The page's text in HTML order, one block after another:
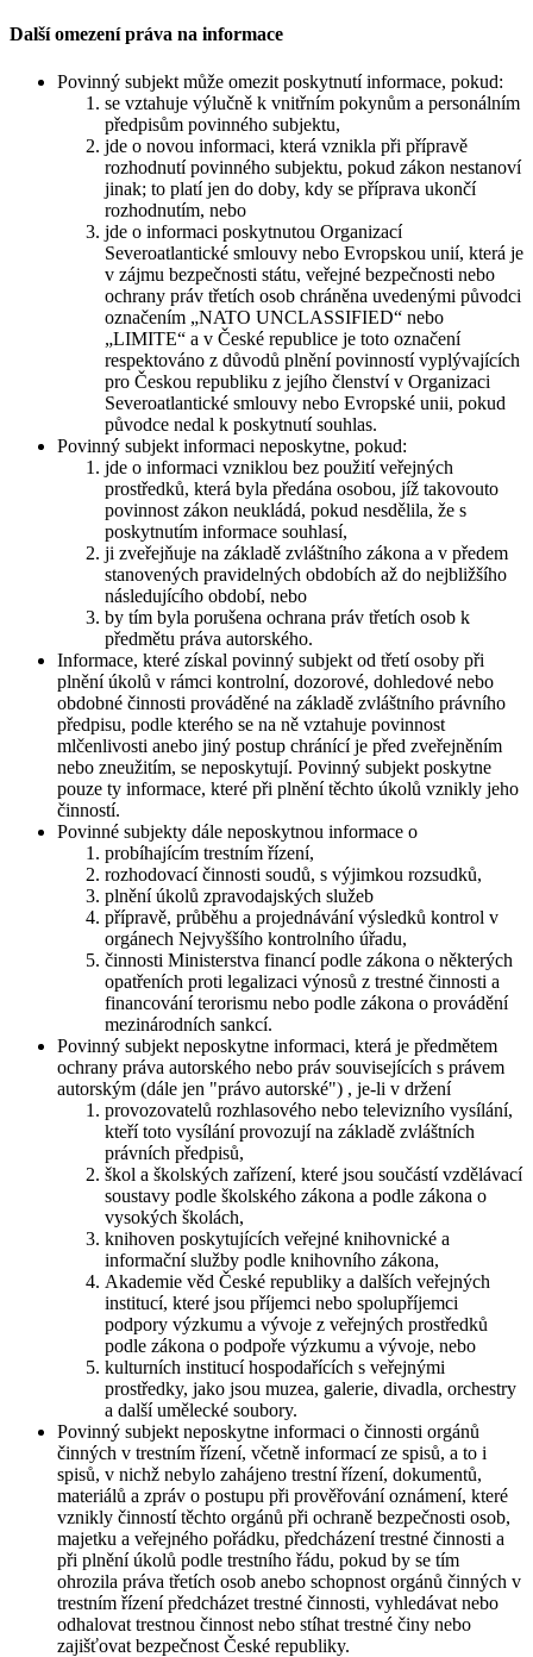
Další omezení práva na informace
Povinný subjekt může omezit poskytnutí informace, pokud:
se vztahuje výlučně k vnitřním pokynům a personálním
předpisům povinného subjektu,
jde o novou informaci, která vznikla při přípravě
rozhodnutí povinného subjektu, pokud zákon nestanoví
jinak; to platí jen do doby, kdy se příprava ukončí
rozhodnutím, nebo
jde o informaci poskytnutou Organizací
Severoatlantické smlouvy nebo Evropskou unií, která je
v zájmu bezpečnosti státu, veřejné bezpečnosti nebo
ochrany práv třetích osob chráněna uvedenými původci
označením „NATO UNCLASSIFIED“ nebo
„LIMITE“ a v České republice je toto označení
respektováno z důvodů plnění povinností vyplývajících
pro Českou republiku z jejího členství v Organizaci
Severoatlantické smlouvy nebo Evropské unii, pokud
původce nedal k poskytnutí souhlas.
Povinný subjekt informaci neposkytne, pokud:
jde o informaci vzniklou bez použití veřejných
prostředků, která byla předána osobou, jíž takovouto
povinnost zákon neukládá, pokud nesdělila, že s
poskytnutím informace souhlasí,
ji zveřejňuje na základě zvláštního zákona a v předem
stanovených pravidelných obdobích až do nejbližšího
následujícího období, nebo
by tím byla porušena ochrana práv třetích osob k
předmětu práva autorského.
Informace, které získal povinný subjekt od třetí osoby při
plnění úkolů v rámci kontrolní, dozorové, dohledové nebo
obdobné činnosti prováděné na základě zvláštního právního
předpisu, podle kterého se na ně vztahuje povinnost
mlčenlivosti anebo jiný postup chránící je před zveřejněním
nebo zneužitím, se neposkytují. Povinný subjekt poskytne
pouze ty informace, které při plnění těchto úkolů vznikly jeho
činností.
Povinné subjekty dále neposkytnou informace o
probíhajícím trestním řízení,
rozhodovací činnosti soudů, s výjimkou rozsudků,
plnění úkolů zpravodajských služeb
přípravě, průběhu a projednávání výsledků kontrol v
orgánech Nejvyššího kontrolního úřadu,
činnosti Ministerstva financí podle zákona o některých
opatřeních proti legalizaci výnosů z trestné činnosti a
financování terorismu nebo podle zákona o provádění
mezinárodních sankcí.
Povinný subjekt neposkytne informaci, která je předmětem
ochrany práva autorského nebo práv souvisejících s právem
autorským (dále jen "právo autorské") , je-li v držení
provozovatelů rozhlasového nebo televizního vysílání,
kteří toto vysílání provozují na základě zvláštních
právních předpisů,
škol a školských zařízení, které jsou součástí vzdělávací
soustavy podle školského zákona a podle zákona o
vysokých školách,
knihoven poskytujících veřejné knihovnické a
informační služby podle knihovního zákona,
Akademie věd České republiky a dalších veřejných
institucí, které jsou příjemci nebo spolupříjemci
podpory výzkumu a vývoje z veřejných prostředků
podle zákona o podpoře výzkumu a vývoje, nebo
kulturních institucí hospodařících s veřejnými
prostředky, jako jsou muzea, galerie, divadla, orchestry
a další umělecké soubory.
Povinný subjekt neposkytne informaci o činnosti orgánů
činných v trestním řízení, včetně informací ze spisů, a to i
spisů, v nichž nebylo zahájeno trestní řízení, dokumentů,
materiálů a zpráv o postupu při prověřování oznámení, které
vznikly činností těchto orgánů při ochraně bezpečnosti osob,
majetku a veřejného pořádku, předcházení trestné činnosti a
při plnění úkolů podle trestního řádu, pokud by se tím
ohrozila práva třetích osob anebo schopnost orgánů činných v
trestním řízení předcházet trestné činnosti, vyhledávat nebo
odhalovat trestnou činnost nebo stíhat trestné činy nebo
zajišťovat bezpečnost České republiky.